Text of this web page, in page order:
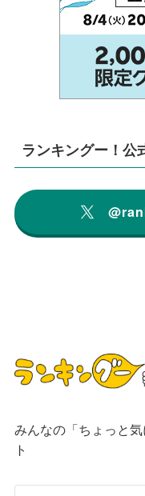
ランキングー！公
みんなの「ちょっと
ト